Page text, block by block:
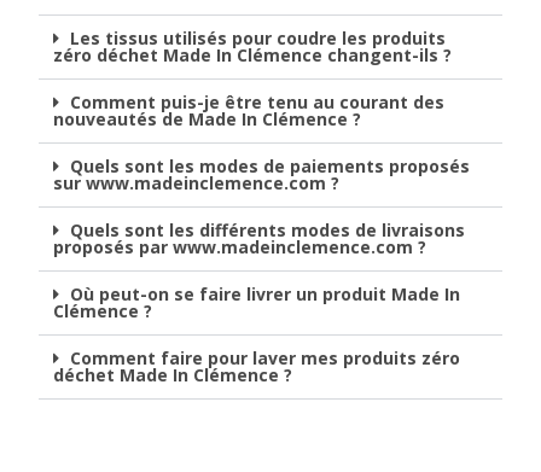
Les tissus utilisés pour coudre les produits
zéro déchet Made In Clémence changent-ils ?
Comment puis-je être tenu au courant des
nouveautés de Made In Clémence ?
Quels sont les modes de paiements proposés
sur www.madeinclemence.com ?
Quels sont les différents modes de livraisons
proposés par www.madeinclemence.com ?
Où peut-on se faire livrer un produit Made In
Clémence ?
Comment faire pour laver mes produits zéro
déchet Made In Clémence ?